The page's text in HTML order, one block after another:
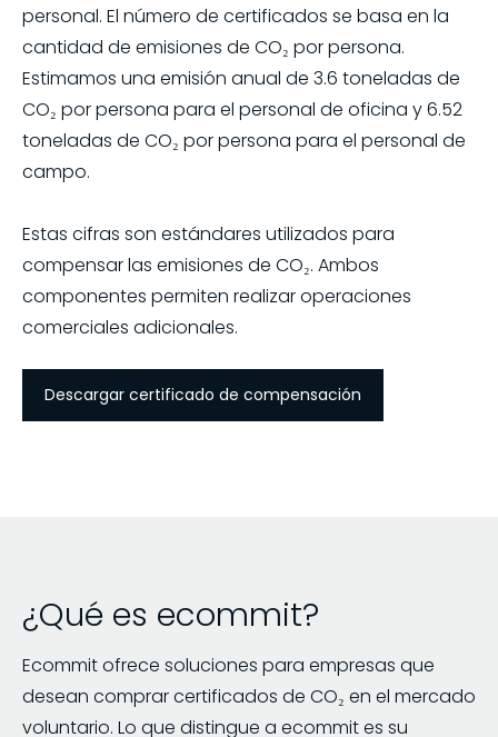
personal. El número de certificados se basa en la
cantidad de emisiones de CO₂ por persona.
Estimamos una emisión anual de 3.6 toneladas de
CO₂ por persona para el personal de oficina y 6.52
toneladas de CO₂ por persona para el personal de
campo.
Estas cifras son estándares utilizados para
compensar las emisiones de CO₂. Ambos
componentes permiten realizar operaciones
comerciales adicionales.
Descargar certificado de compensación
¿Qué es ecommit?
Ecommit ofrece soluciones para empresas que
desean comprar certificados de CO₂ en el mercado
voluntario. Lo que distingue a ecommit es su